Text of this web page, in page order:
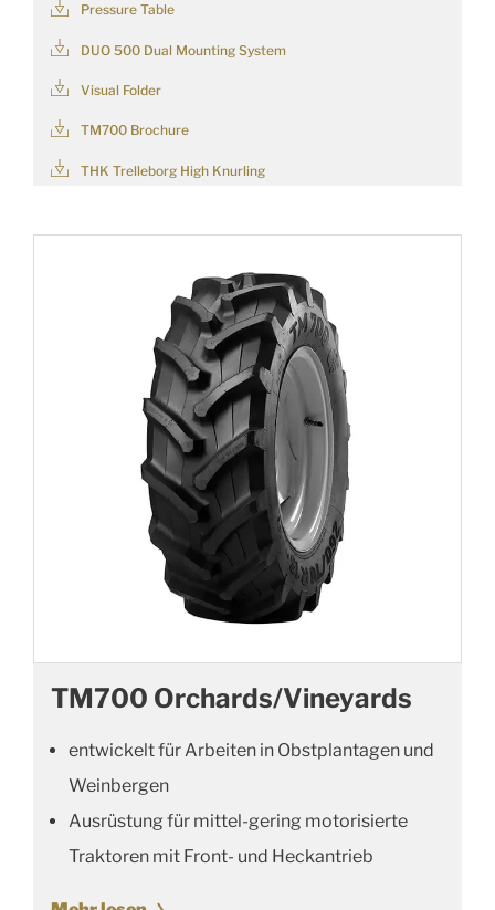
Pressure Table
DUO 500 Dual Mounting System
Visual Folder
TM700 Brochure
THK Trelleborg High Knurling
TM700 Orchards/Vineyards
entwickelt für Arbeiten in Obstplantagen und
Weinbergen
Ausrüstung für mittel-gering motorisierte
Traktoren mit Front- und Heckantrieb